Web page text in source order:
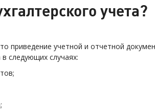
учета?
приведение учетной и отчетной
следующих случаях: